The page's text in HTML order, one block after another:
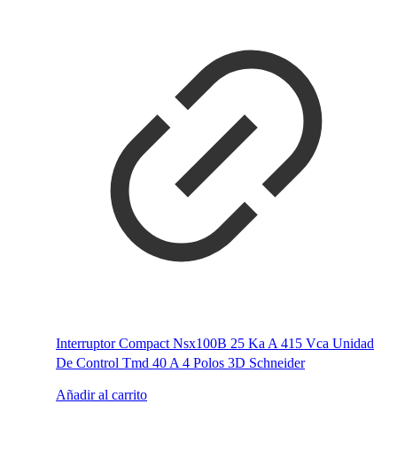
Interruptor Compact Nsx100B 25 Ka A 415 Vca Unidad
De Control Tmd 40 A 4 Polos 3D Schneider
Añadir al carrito